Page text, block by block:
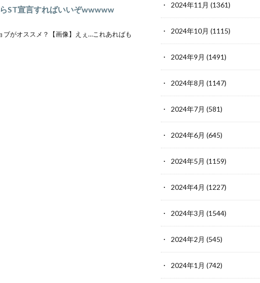
ST宣言すればいいぞwwwww
がオススメ？【画像】えぇ…これあればも
2024年11月 (1361)
2024年10月 (1115)
2024年9月 (1491)
2024年8月 (1147)
2024年7月 (581)
2024年6月 (645)
2024年5月 (1159)
2024年4月 (1227)
2024年3月 (1544)
2024年2月 (545)
2024年1月 (742)